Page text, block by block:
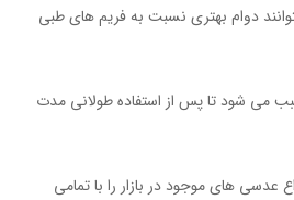
دوام بهتری نسبت به فریم های طبی
می شود تا پس از استفاده طولانی مدت
عدسی های موجود در بازار را با تمامی